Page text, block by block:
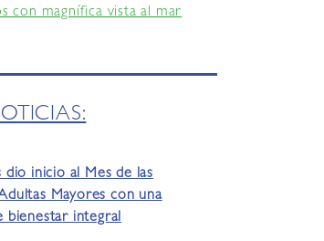
con magnífica vista al mar
inicio al Mes de las
Mayores con una
bienestar integral